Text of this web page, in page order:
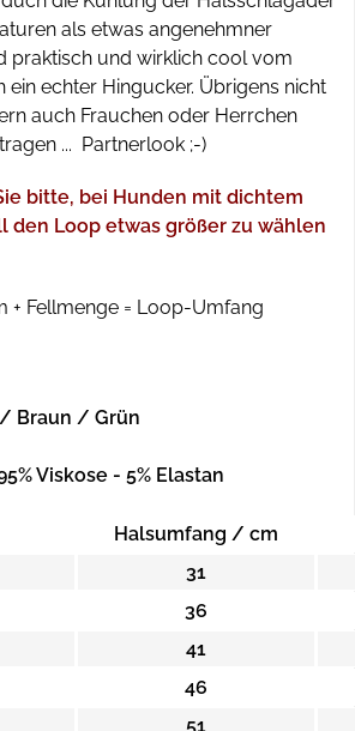
als etwas angenehmner
praktisch und wirklich cool vom
ein echter Hingucker. Übrigens nicht
auch Frauchen oder Herrchen
... Partnerlook ;-)
bitte, bei Hunden mit dichtem
den Loop etwas größer zu wählen
+ Fellmenge = Loop-Umfang
Braun / Grün
Viskose - 5% Elastan
Halsumfang / cm
31
36
41
46
51